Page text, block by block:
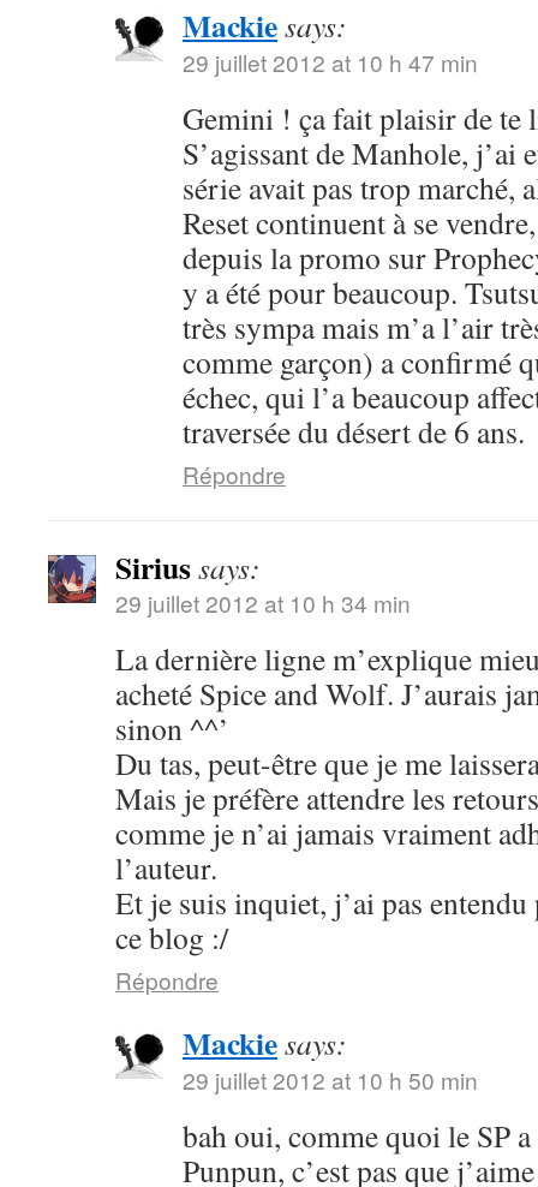
Mackiesays:
29 juillet 2012 at 10 h 47 min
Gemini ! ça fait plaisir de te
S’agissant de Manhole,
série avait pas trop marché,
Reset continuent à se
depuis la promo sur
y a été pour beaucoup.
très sympa mais m’a l’air
comme garçon) a confirmé
échec, qui l’a beaucoup
traversée du désert de 6 ans.
Répondre
Siriussays:
29 juillet 2012 at 10 h 34 min
La dernière ligne m’explique
acheté Spice and Wolf. J’aurais
sinon ^^’
Du tas, peut-être que je me
Mais je préfère attendre les
comme je n’ai jamais vraiment
l’auteur.
Et je suis inquiet, j’ai pas
ce blog :/
Répondre
Mackiesays:
29 juillet 2012 at 10 h 50 min
bah oui, comme quoi le SP
Punpun, c’est pas que